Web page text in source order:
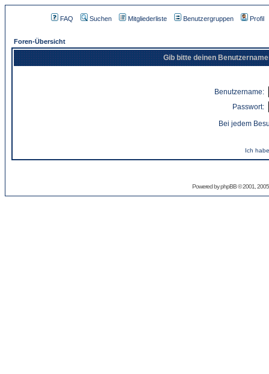
FAQ Suchen Mitgliederliste Benutzergruppen Profil
Foren-Übersicht
Gib bitte deinen
Benutzername:
Passwort:
Bei jedem
Ich
Powered byphpBB© 2001,